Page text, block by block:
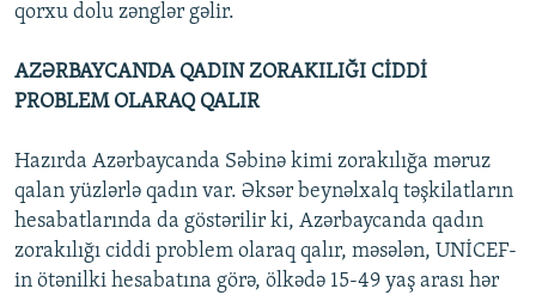
qorxu dolu zənglər gəlir.
AZƏRBAYCANDA QADIN ZORAKILIĞI CİDDİ
PROBLEM OLARAQ QALIR
Hazırda Azərbaycanda Səbinə kimi zorakılığa məruz
qalan yüzlərlə qadın var. Əksər beynəlxalq təşkilatların
hesabatlarında da göstərilir ki, Azərbaycanda qadın
zorakılığı ciddi problem olaraq qalır, məsələn, UNİCEF-
in ötənilki hesabatına görə, ölkədə 15-49 yaş arası hər